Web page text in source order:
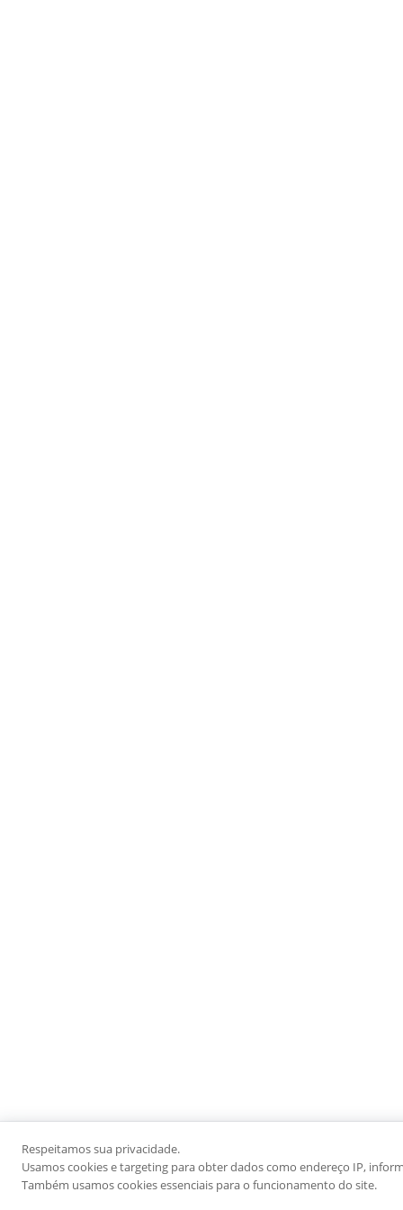
Respeitamos sua privacidade.
Usamos cookies e targeting para obter dados como endereço IP,
Também usamos cookies essenciais para o funcionamento do site.